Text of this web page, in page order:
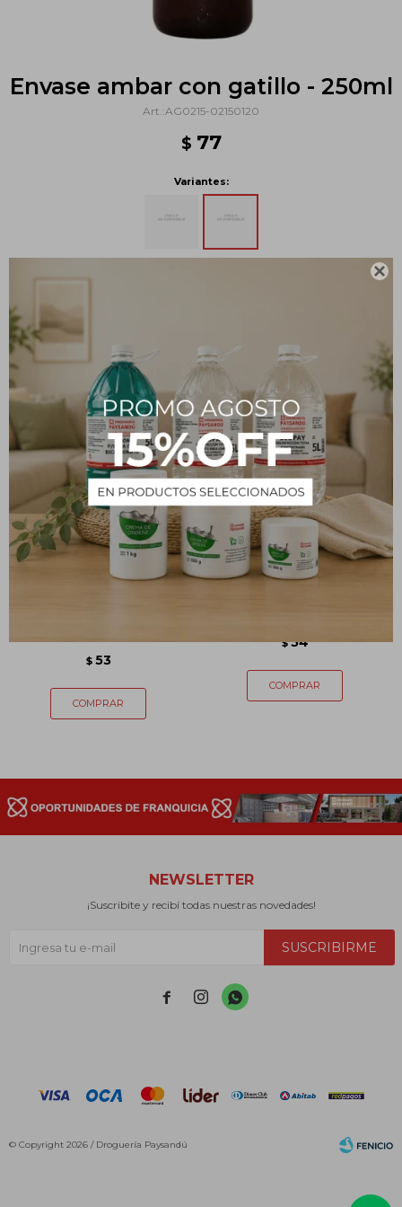

Envase ambar con gatillo - 250ml
AG0215-02150120
$ 77
Variantes:
PRODUCTOS QUE TE PUEDEN INTERESAR
$ 53
$ 54
NEWSLETTER
¡Suscribite y recibí todas nuestras novedades!
SUSCRIBIRME
  
© Copyright 2026 / Droguería Paysandú